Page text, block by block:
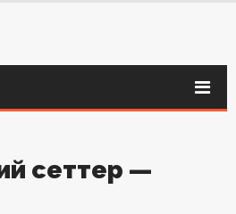
сеттер —